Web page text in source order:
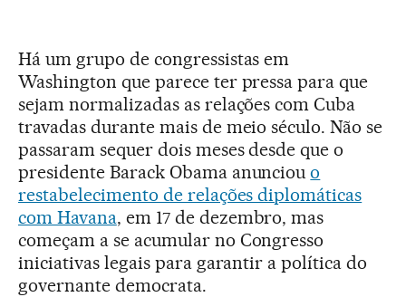
Há um grupo de congressistas em
Washington que parece ter pressa para que
sejam normalizadas as relações com Cuba
travadas durante mais de meio século. Não se
passaram sequer dois meses desde que o
presidente Barack Obama anunciouo
restabelecimento de relações diplomáticas
com Havana, em 17 de dezembro, mas
começam a se acumular no Congresso
iniciativas legais para garantir a política do
governante democrata.